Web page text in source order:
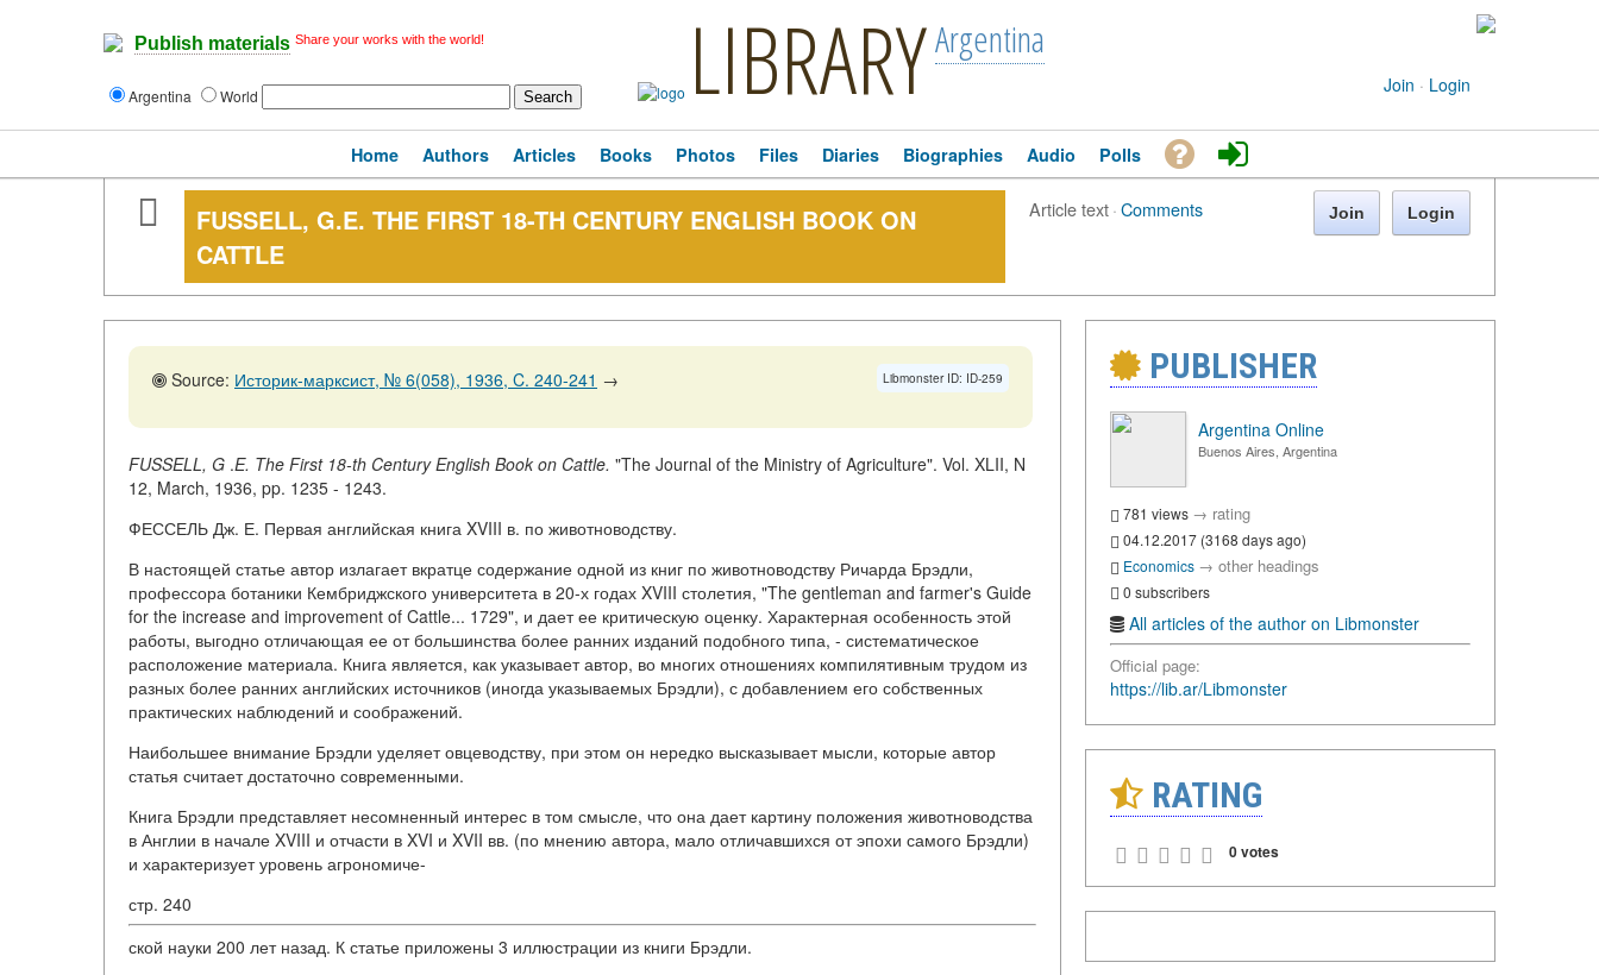
Publish materials Share your works with the world!
Argentina World LIBRARYArgentina
Join · Login
Home Authors Articles Books Photos Files Diaries Biographies Audio Polls
FUSSELL, G.E. THE FIRST 18-TH CENTURY ENGLISH BOOK ON
CATTLE
Article text·Comments Join Login
Libmonster ID: ID-259
Source: Историк-марксист, № 6(058), 1936, C. 240-241 →
FUSSELL, G .E. The First 18-th Century English Book on Cattle. "The Journal of the Ministry of Agriculture". Vol. XLII, N
12, March, 1936, pp. 1235 - 1243.
ФЕССЕЛЬ Дж. Е. Первая английская книга XVIII в. по животноводству.
В настоящей статье автор излагает вкратце содержание одной из книг по животноводству Ричарда Брэдли,
профессора ботаники Кембриджского университета в 20-х годах XVIII столетия, "The gentleman and farmer's Guide
for the increase and improvement of Cattle... 1729", и дает ее критическую оценку. Характерная особенность этой
работы, выгодно отличающая ее от большинства более ранних изданий подобного типа, - систематическое
расположение материала. Книга является, как указывает автор, во многих отношениях компилятивным трудом из
разных более ранних английских источников (иногда указываемых Брэдли), с добавлением его собственных
практических наблюдений и соображений.
Наибольшее внимание Брэдли уделяет овцеводству, при этом он нередко высказывает мысли, которые автор
статья считает достаточно современными.
Книга Брэдли представляет несомненный интерес в том смысле, что она дает картину положения животноводства
в Англии в начале XVIII и отчасти в XVI и XVII вв. (по мнению автора, мало отличавшихся от эпохи самого Брэдли)
и характеризует уровень агрономиче-
стр. 240
ской науки 200 лет назад. К статье приложены 3 иллюстрации из книги Брэдли.
PUBLISHER
Argentina Online
Buenos Aires, Argentina
781 views → rating
04.12.2017 (3168 days ago)
Economics → other headings
0 subscribers
All articles of the author on Libmonster
Official page:
https://lib.ar/Libmonster
RATING
0 votes